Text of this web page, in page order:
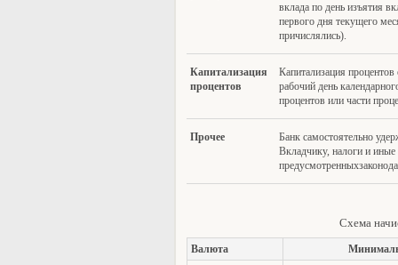
вклада по день изъятия
первого дня текущего
причислялись).
Капитализация
процентов
Капитализация
рабочий день
процентов или части
Прочее
Банк самостоятельно
Вкладчику, налоги и иные
Схема
Валюта